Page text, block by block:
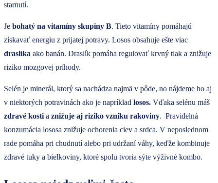
starnutí.
Je bohatý na vitamíny skupiny B. Tieto vitamíny pomáhajú
získavať energiu z prijatej potravy. Losos obsahuje ešte viac
draslíka ako banán. Draslík pomáha regulovať krvný tlak a znižuje
riziko mozgovej príhody.
Selén je minerál, ktorý sa nachádza najmä v pôde, no nájdeme ho aj
v niektorých potravinách ako je napríklad losos. Vďaka selénu máš
zdravé kostia znižuje aj riziko vzniku rakoviny. Pravidelná
konzumácia lososa znižuje ochorenia ciev a srdca. V neposlednom
rade pomáha pri chudnutí alebo pri udržaní váhy, keďže kombinuje
zdravé tuky a bielkoviny, ktoré spolu tvoria sýte výživné kombo.